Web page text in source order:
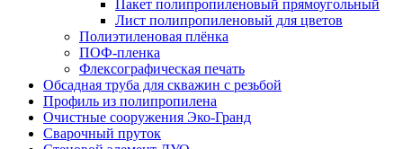
Пакет полипропиленовый прямоугольный
Лист полипропиленовый для цветов
Полиэтиленовая плёнка
ПОФ-пленка
Флексографическая печать
Обсадная труба для скважин с резьбой
Профиль из полипропилена
Очистные сооружения Эко-Гранд
Сварочный пруток